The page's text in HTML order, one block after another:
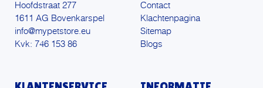
Hoofdstraat 277
1611 AG Bovenkarspel
info@mypetstore.eu
Kvk: 746 153 86
Contact
Klachtenpagina
Sitemap
Blogs